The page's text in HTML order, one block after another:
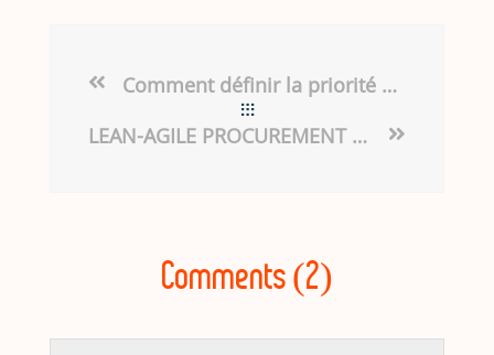
Comment définir la priorité des vos fonctionnalités ?
LEAN-AGILE PROCUREMENT – CERTIFICATION NIVEAU 1
Comments (2)